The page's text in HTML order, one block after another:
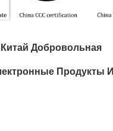
Добровольная
Продукты И